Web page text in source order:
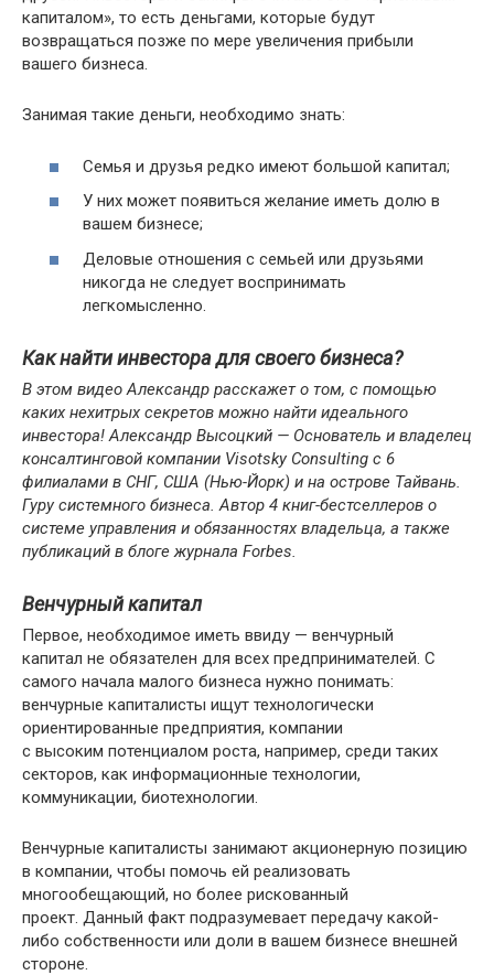
капиталом», то есть деньгами, которые будут
возвращаться позже по мере увеличения прибыли
вашего бизнеса.
Занимая такие деньги, необходимо знать:
Семья и друзья редко имеют большой капитал;
У них может появиться желание иметь долю в
вашем бизнесе;
Деловые отношения с семьей или друзьями
никогда не следует воспринимать
легкомысленно.
Как найти инвестора для своего бизнеса?
В этом видео Александр расскажет о том, с помощью
каких нехитрых секретов можно найти идеального
инвестора! Александр Высоцкий — Основатель и владелец
консалтинговой компании Visotsky Consulting с 6
филиалами в СНГ, США (Нью-Йорк) и на острове Тайвань.
Гуру системного бизнеса. Автор 4 книг-бестселлеров о
системе управления и обязанностях владельца, а также
публикаций в блоге журнала Forbes.
Венчурный капитал
Первое, необходимое иметь ввиду — венчурный
капитал не обязателен для всех предпринимателей. С
самого начала малого бизнеса нужно понимать:
венчурные капиталисты ищут технологически
ориентированные предприятия, компании
с высоким потенциалом роста, например, среди таких
секторов, как информационные технологии,
коммуникации, биотехнологии.
Венчурные капиталисты занимают акционерную позицию
в компании, чтобы помочь ей реализовать
многообещающий, но более рискованный
проект. Данный факт подразумевает передачу какой-
либо собственности или доли в вашем бизнесе внешней
стороне.